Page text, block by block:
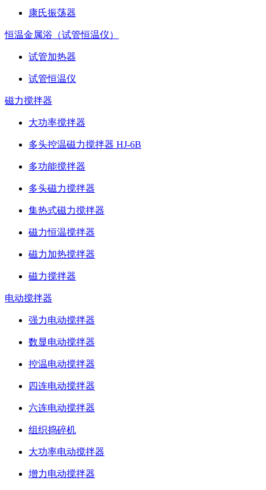
康氏振荡器
恒温金属浴（试管恒温仪）
试管加热器
试管恒温仪
磁力搅拌器
大功率搅拌器
多头控温磁力搅拌器 HJ-6B
多功能搅拌器
多头磁力搅拌器
集热式磁力搅拌器
磁力恒温搅拌器
磁力加热搅拌器
磁力搅拌器
电动搅拌器
强力电动搅拌器
数显电动搅拌器
控温电动搅拌器
四连电动搅拌器
六连电动搅拌器
组织捣碎机
大功率电动搅拌器
增力电动搅拌器